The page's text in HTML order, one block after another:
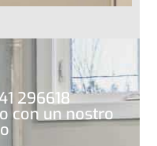
296618
con un nostro